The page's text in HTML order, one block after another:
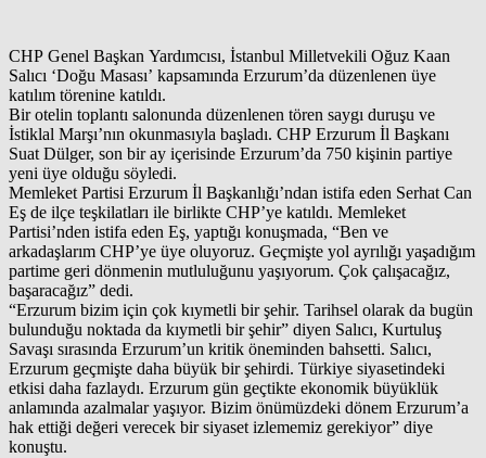
CHP Genel Başkan Yardımcısı, İstanbul Milletvekili Oğuz Kaan
Salıcı ‘Doğu Masası’ kapsamında Erzurum’da düzenlenen üye
katılım törenine katıldı.
Bir otelin toplantı salonunda düzenlenen tören saygı duruşu ve
İstiklal Marşı’nın okunmasıyla başladı. CHP Erzurum İl Başkanı
Suat Dülger, son bir ay içerisinde Erzurum’da 750 kişinin partiye
yeni üye olduğu söyledi.
Memleket Partisi Erzurum İl Başkanlığı’ndan istifa eden Serhat Can
Eş de ilçe teşkilatları ile birlikte CHP’ye katıldı. Memleket
Partisi’nden istifa eden Eş, yaptığı konuşmada, “Ben ve
arkadaşlarım CHP’ye üye oluyoruz. Geçmişte yol ayrılığı yaşadığım
partime geri dönmenin mutluluğunu yaşıyorum. Çok çalışacağız,
başaracağız” dedi.
“Erzurum bizim için çok kıymetli bir şehir. Tarihsel olarak da bugün
bulunduğu noktada da kıymetli bir şehir” diyen Salıcı, Kurtuluş
Savaşı sırasında Erzurum’un kritik öneminden bahsetti. Salıcı,
Erzurum geçmişte daha büyük bir şehirdi. Türkiye siyasetindeki
etkisi daha fazlaydı. Erzurum gün geçtikte ekonomik büyüklük
anlamında azalmalar yaşıyor. Bizim önümüzdeki dönem Erzurum’a
hak ettiği değeri verecek bir siyaset izlememiz gerekiyor” diye
konuştu.